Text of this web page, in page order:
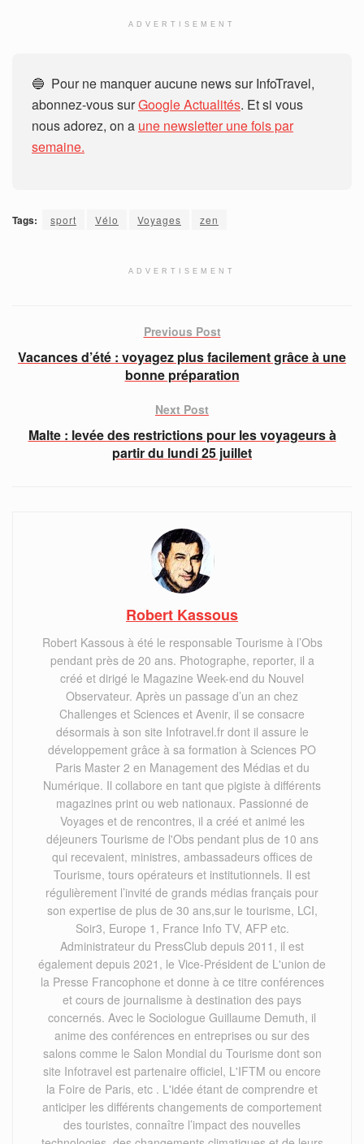
ADVERTISEMENT
🔵 Pour ne manquer aucune news sur InfoTravel,
abonnez-vous surGoogle Actualités. Et si vous
nous adorez, on a une newsletter une fois par
semaine.
Tags: sport Vélo Voyages zen
ADVERTISEMENT
Previous Post
Vacances d’été : voyagez plus facilement grâce à une
bonne préparation
Next Post
Malte : levée des restrictions pour les voyageurs à
partir du lundi 25 juillet
Robert Kassous
Robert Kassous à été le responsable Tourisme à l’Obs
pendant près de 20 ans. Photographe, reporter, il a
créé et dirigé le Magazine Week-end du Nouvel
Observateur. Après un passage d’un an chez
Challenges et Sciences et Avenir, il se consacre
désormais à son site Infotravel.fr dont il assure le
développement grâce à sa formation à Sciences PO
Paris Master 2 en Management des Médias et du
Numérique. Il collabore en tant que pigiste à différents
magazines print ou web nationaux. Passionné de
Voyages et de rencontres, il a créé et animé les
déjeuners Tourisme de l'Obs pendant plus de 10 ans
qui recevaient, ministres, ambassadeurs offices de
Tourisme, tours opérateurs et institutionnels. Il est
régulièrement l’invité de grands médias français pour
son expertise de plus de 30 ans,sur le tourisme, LCI,
Soir3, Europe 1, France Info TV, AFP etc.
Administrateur du PressClub depuis 2011, il est
également depuis 2021, le Vice-Président de L'union de
la Presse Francophone et donne à ce titre conférences
et cours de journalisme à destination des pays
concernés. Avec le Sociologue Guillaume Demuth, il
anime des conférences en entreprises ou sur des
salons comme le Salon Mondial du Tourisme dont son
site Infotravel est partenaire officiel, L'IFTM ou encore
la Foire de Paris, etc . L'idée étant de comprendre et
anticiper les différents changements de comportement
des touristes, connaître l’impact des nouvelles